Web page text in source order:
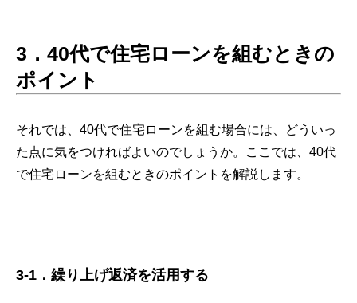
3． 40代で住宅ローンを組むときの
ポイント
それでは、40代で住宅ローンを組む場合には、どういっ
た点に気をつければよいのでしょうか。ここでは、40代
で住宅ローンを組むときのポイントを解説します。
3-1．繰り上げ返済を活用する